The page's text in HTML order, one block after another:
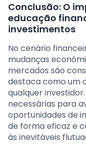
Conclusão: O
educação
investimentos
No cenário
mudanças
mercados são
destaca como um
qualquer
necessárias para
oportunidades de
de forma eficaz e
às inevitáveis